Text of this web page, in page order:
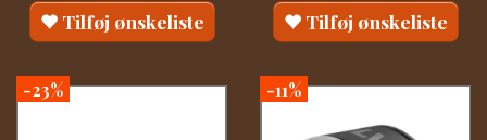
Tilføj ønskeliste Tilføj ønskeliste
-23% -11%